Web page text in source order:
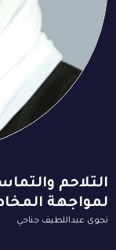
التلاحم
لمواجهة
نجوى عبداللطيف جناحي